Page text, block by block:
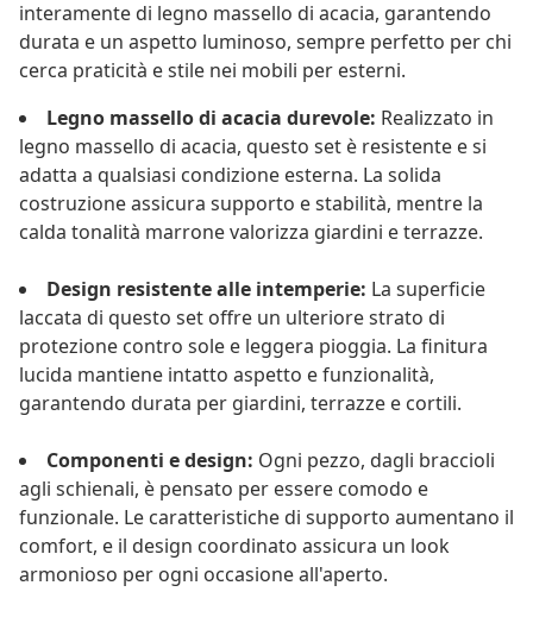
interamente di legno massello di acacia, garantendo
durata e un aspetto luminoso, sempre perfetto per chi
cerca praticità e stile nei mobili per esterni.
Legno massello di acacia durevole: Realizzato in
legno massello di acacia, questo set è resistente e si
adatta a qualsiasi condizione esterna. La solida
costruzione assicura supporto e stabilità, mentre la
calda tonalità marrone valorizza giardini e terrazze.
Design resistente alle intemperie: La superficie
laccata di questo set offre un ulteriore strato di
protezione contro sole e leggera pioggia. La finitura
lucida mantiene intatto aspetto e funzionalità,
garantendo durata per giardini, terrazze e cortili.
Componenti e design: Ogni pezzo, dagli braccioli
agli schienali, è pensato per essere comodo e
funzionale. Le caratteristiche di supporto aumentano il
comfort, e il design coordinato assicura un look
armonioso per ogni occasione all'aperto.